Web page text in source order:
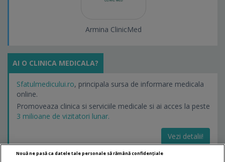
Armina ClinicMed
AI O CLINICA MEDICALA?
Sfatulmedicului.ro, principala sursa de informare medicala
online.
Promoveaza clinica si serviciile medicale si ai acces la peste
3 milioane de vizitatori lunar.
Vezi detalii!
Nouă ne pasă ca datele tale personale să rămână confidențiale